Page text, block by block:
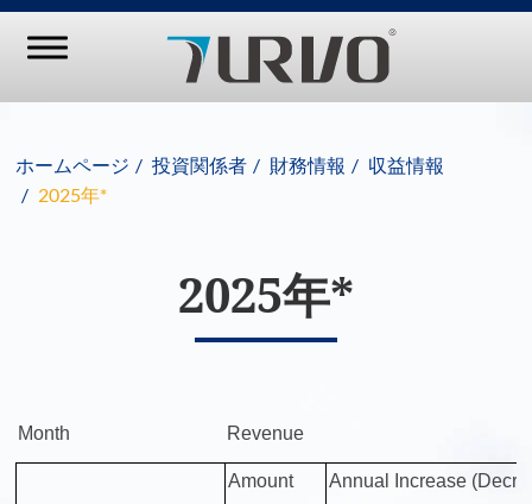
ホームページ 投資関係者 財務情報
収益情報
2025年*
2025年*
Month Revenue
Amount Annual Increase